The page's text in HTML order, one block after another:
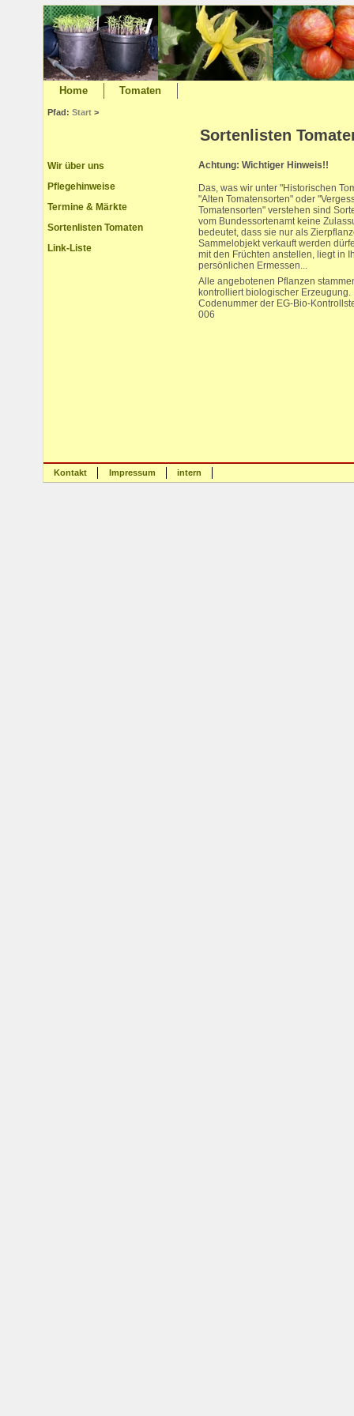
Pfad:Start >
Sortenlisten
Wir über uns
Pflegehinweise
Termine & Märkte
Sortenlisten Tomaten
Link-Liste
Achtung: Wichtiger Hinweis!!
Das, was wir unter "Historischen
"Alten Tomatensorten" oder
Tomatensorten" verstehen sind
vom Bundessortenamt keine
bedeutet, dass sie nur als
Sammelobjekt verkauft werden
mit den Früchten anstellen, liegt in
persönlichen Ermessen...
Alle angebotenen Pflanzen
kontrolliert biologischer Erzeugung.
Codenummer der EG-Bio-
006
Kontakt Impressum intern
Home Tomaten